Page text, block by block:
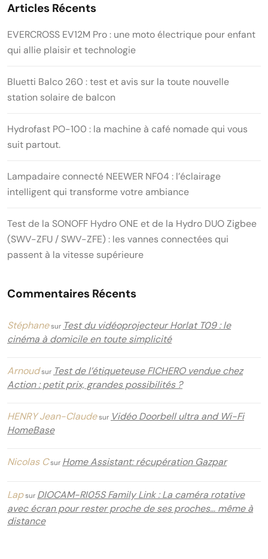
Articles Récents
EVERCROSS EV12M Pro : une moto électrique pour enfant
qui allie plaisir et technologie
Bluetti Balco 260 : test et avis sur la toute nouvelle
station solaire de balcon
Hydrofast PO-100 : la machine à café nomade qui vous
suit partout.
Lampadaire connecté NEEWER NF04 : l’éclairage
intelligent qui transforme votre ambiance
Test de la SONOFF Hydro ONE et de la Hydro DUO Zigbee
(SWV-ZFU / SWV-ZFE) : les vannes connectées qui
passent à la vitesse supérieure
Commentaires Récents
Stéphanesur Test du vidéoprojecteur Horlat T09 : le
cinéma à domicile en toute simplicité
Arnoudsur Test de l’étiqueteuse FICHERO vendue chez
Action : petit prix, grandes possibilités ?
HENRY Jean-Claudesur Vidéo Doorbell ultra and Wi-Fi
HomeBase
Nicolas Csur Home Assistant: récupération Gazpar
Lapsur DIOCAM-RI05S Family Link : La caméra rotative
avec écran pour rester proche de ses proches… même à
distance